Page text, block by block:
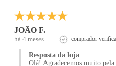
JOÃO F.
há 4 meses comprador
Resposta da loja
Olá! Agradecemos muito pela